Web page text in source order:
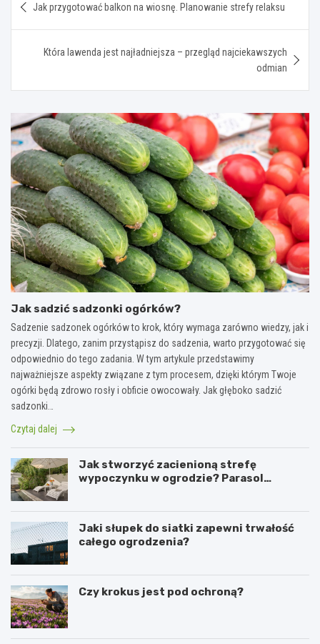
wpisu
Jak przygotować balkon na wiosnę. Planowanie strefy relaksu
Która lawenda jest najładniejsza – przegląd najciekawszych
odmian
Jak sadzić sadzonki ogórków?
Sadzenie sadzonek ogórków to krok, który wymaga zarówno wiedzy, jak i
precyzji. Dlatego, zanim przystąpisz do sadzenia, warto przygotować się
odpowiednio do tego zadania. W tym artykule przedstawimy
najważniejsze aspekty związane z tym procesem, dzięki którym Twoje
ogórki będą zdrowo rosły i obficie owocowały. Jak głęboko sadzić
sadzonki…
Czytaj dalej
Jak stworzyć zacienioną strefę
wypoczynku w ogrodzie? Parasol
Jaki słupek do siatki zapewni trwałość
całego ogrodzenia?
Czy krokus jest pod ochroną?